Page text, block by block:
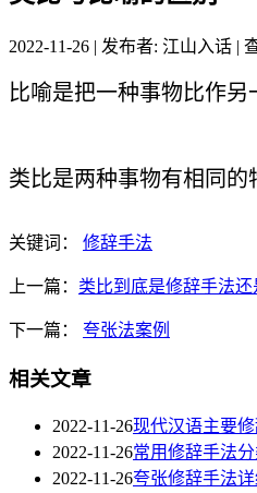
2022-11-26 | 发布者: 江山入话 |
比喻是把一种事物比作另
类比是两种事物有相同的
关键词： 修辞手法
上一篇： 类比到底是修辞手法还
下一篇： 夸张法案例
相关文章
2022-11-26现代汉语主要
2022-11-26常用修辞手法
2022-11-26夸张修辞手法